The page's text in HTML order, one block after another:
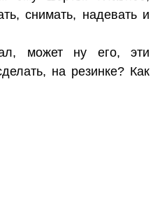
снимать, надевать и
может ну его, эти
на резинке? Как